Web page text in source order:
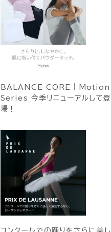
BALANCE CORE｜Motion
Series 今季リニューアルして登
場！
コンクールでの踊りをさらに美し